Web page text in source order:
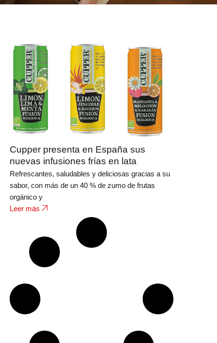
Cupper presenta en España sus
nuevas infusiones frías en lata
Refrescantes, saludables y deliciosas gracias a su
sabor, con más de un 40 % de zumo de frutas
orgánico y
Leer más